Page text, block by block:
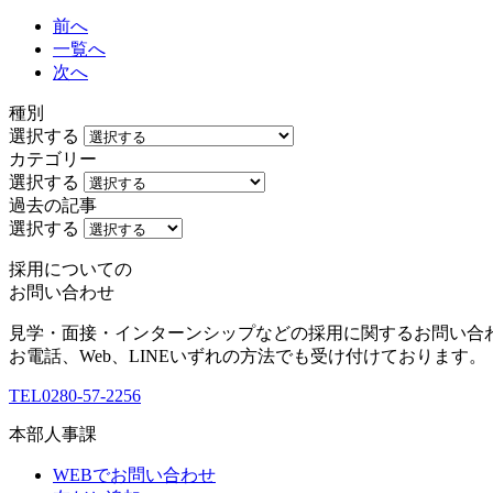
前へ
一覧へ
次へ
種別
選択する
カテゴリー
選択する
過去の記事
選択する
採用についての
お問い合わせ
見学・面接・インターンシップなどの採用に関するお問い合
お電話、Web、LINEいずれの方法でも受け付けております。
TEL0280-57-2256
本部人事課
WEBでお問い合わせ